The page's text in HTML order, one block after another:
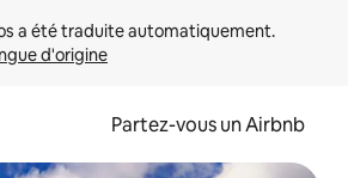
d'origine
Partez-vous un Airbnb